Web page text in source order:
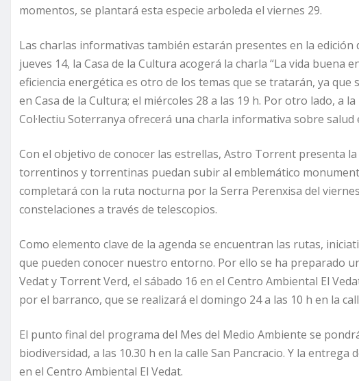
momentos, se plantará esta especie arboleda el viernes 29.
Las charlas informativas también estarán presentes en la edición
jueves 14, la Casa de la Cultura acogerá la charla “La vida buena
eficiencia energética es otro de los temas que se tratarán, ya
en Casa de la Cultura; el miércoles 28 a las 19 h. Por otro lado, a
Col·lectiu Soterranya ofrecerá una charla informativa sobre
Con el objetivo de conocer las estrellas, Astro Torrent presenta
torrentinos y torrentinas puedan subir al emblemático
completará con la ruta nocturna por la Serra Perenxisa del
constelaciones a través de telescopios.
Como elemento clave de la agenda se encuentran las rutas,
que pueden conocer nuestro entorno. Por ello se ha preparado
Vedat y Torrent Verd, el sábado 16 en el Centro Ambiental El
por el barranco, que se realizará el domingo 24 a las 10 h en la
El punto final del programa del Mes del Medio Ambiente se
biodiversidad, a las 10.30 h en la calle San Pancracio. Y la entrega
en el Centro Ambiental El Vedat.